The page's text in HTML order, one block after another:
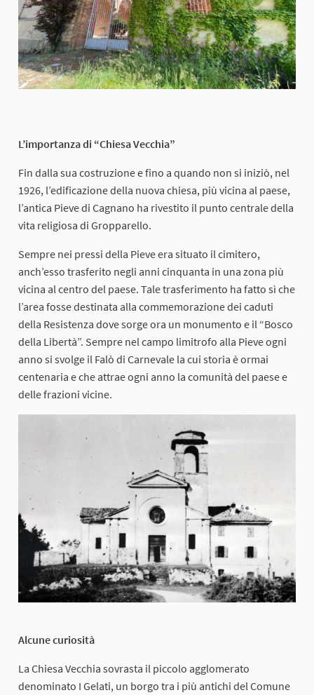
L’importanza di “Chiesa Vecchia”
Fin dalla sua costruzione e fino a quando non si iniziò, nel
1926, l’edificazione della nuova chiesa, più vicina al paese,
l’antica Pieve di Cagnano ha rivestito il punto centrale della
vita religiosa di Gropparello.
Sempre nei pressi della Pieve era situato il cimitero,
anch’esso trasferito negli anni cinquanta in una zona più
vicina al centro del paese. Tale trasferimento ha fatto sì che
l’area fosse destinata alla commemorazione dei caduti
della Resistenza dove sorge ora un monumento e il “Bosco
della Libertà”. Sempre nel campo limitrofo alla Pieve ogni
anno si svolge il Falò di Carnevale la cui storia è ormai
centenaria e che attrae ogni anno la comunità del paese e
delle frazioni vicine.
Alcune curiosità
La Chiesa Vecchia sovrasta il piccolo agglomerato
denominato I Gelati, un borgo tra i più antichi del Comune